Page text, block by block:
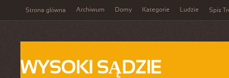
Strona główna Archiwum Domy Kategorie Ludzie Spis
WYSOKI SĄDZIE